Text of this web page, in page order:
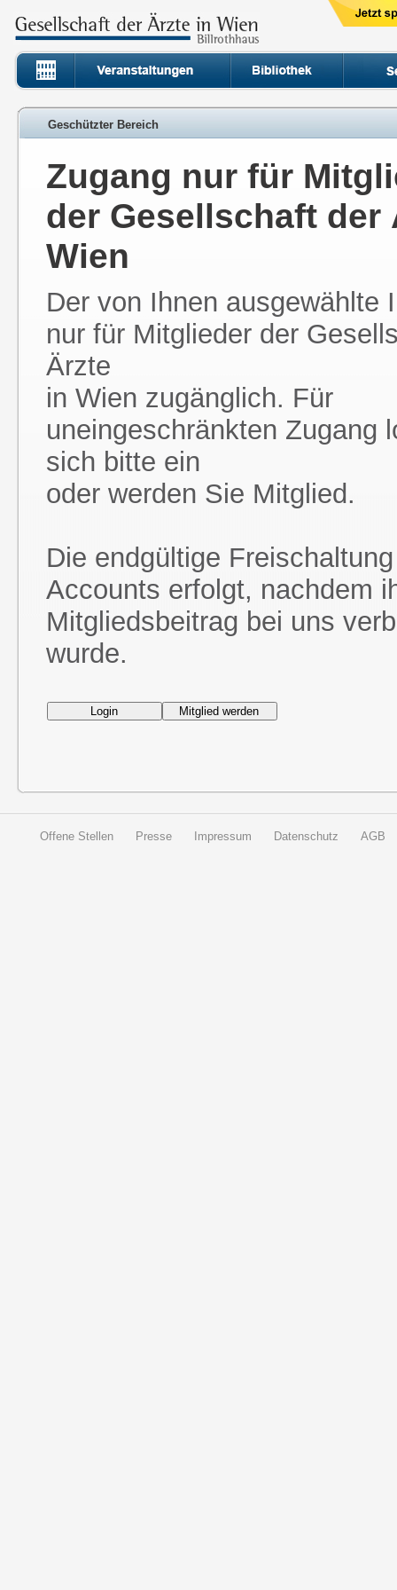
Geschützter Bereich
Zugang nur für
der Gesellschaft der
Wien
Der von Ihnen ausgewählte
nur für Mitglieder der
Ärzte
in Wien zugänglich. Für
uneingeschränkten Zugang
sich bitte ein
oder werden Sie Mitglied.
Die endgültige
Accounts erfolgt, nachdem
Mitgliedsbeitrag bei uns
wurde.
Offene Stellen Presse Impressum Datenschutz AGB